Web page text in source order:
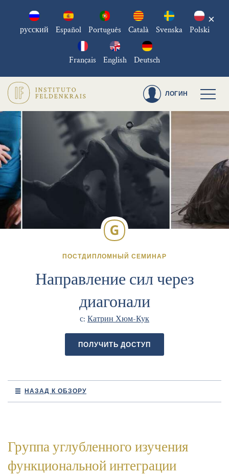
русский Español Português Català Svenska Polski
Français English Deutsch
×
ЛОГИН
ПОСТДИПЛОМНЫЙ СЕМИНАР
Направление сил через
диагонали
с: Катрин Хюм-Кук
ПОЛУЧИТЬ ДОСТУП
НАЗАД К ОБЗОРУ
Группа углубленного изучения
функциональной интеграции